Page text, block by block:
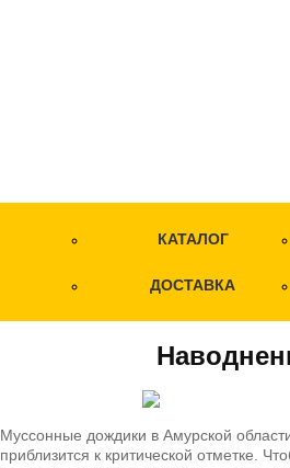
КАТАЛОГ
ДОСТАВКА
Муссонные дождики в Амурской
приблизится к критической отметке.